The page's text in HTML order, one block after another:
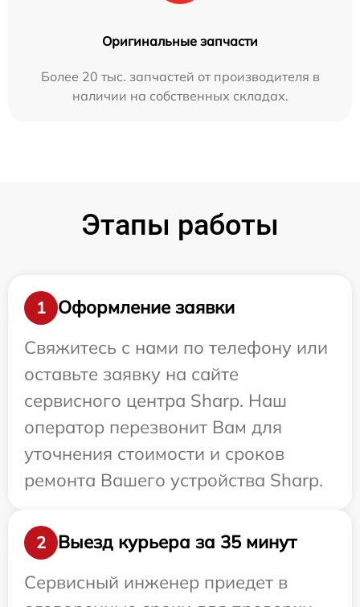
Оригинальные запчасти
Более 20 тыс. запчастей от производителя в
наличии на собственных складах.
Этапы работы
1
Оформление заявки
Свяжитесь с нами по телефону или
оставьте заявку на сайте
сервисного центра Sharp. Наш
оператор перезвонит Вам для
уточнения стоимости и сроков
ремонта Вашего устройства Sharp.
2
Выезд курьера за 35 минут
Сервисный инженер приедет в